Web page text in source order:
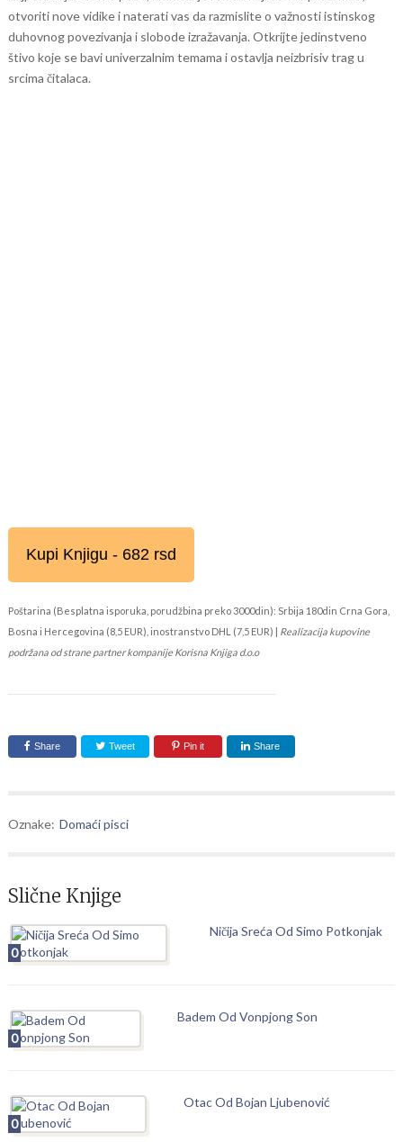
otvoriti nove vidike i naterati vas da razmislite o važnosti istinskog
duhovnog povezivanja i slobode izražavanja. Otkrijte jedinstveno
štivo koje se bavi univerzalnim temama i ostavlja neizbrisiv trag u
srcima čitalaca.
Kupi Knjigu - 682 rsd
Poštarina (Besplatna isporuka, porudžbina preko 3000din): Srbija 180din Crna Gora,
Bosna i Hercegovina (8,5 EUR), inostranstvo DHL (7,5 EUR) | Realizacija kupovine
podržana od strane partner kompanije Korisna Knjiga d.o.o
Share Tweet Pin it Share
Oznake: Domaći pisci
Slične Knjige
0
Ničija Sreća Od Simo Potkonjak
0
Badem Od Vonpjong Son
0
Otac Od Bojan Ljubenović